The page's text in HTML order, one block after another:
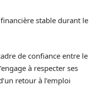
stable durant le
de confiance entre le
à respecter ses
retour à l’emploi